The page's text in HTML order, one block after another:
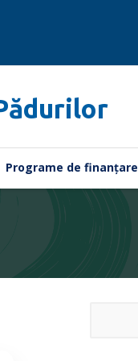
Programe de finanțare